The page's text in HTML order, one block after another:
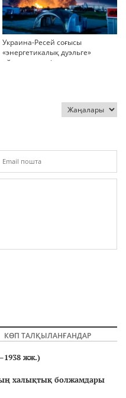
Украина-Ресей соғысы
«энергетикалық дуэльге»
айналып кетті
КӨП ТАЛҚЫЛАНҒАНДАР
жж.)
халықтық болжамдары